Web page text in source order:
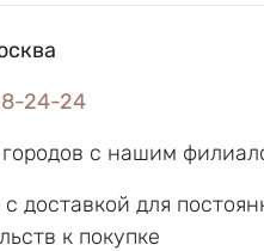
24-24
с нашим
доставкой для
к покупке